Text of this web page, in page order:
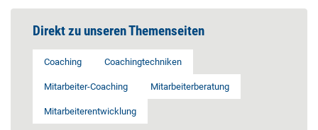
Direkt zu unseren Themenseiten
Coaching Coachingtechniken
Mitarbeiter-Coaching Mitarbeiterberatung
Mitarbeiterentwicklung